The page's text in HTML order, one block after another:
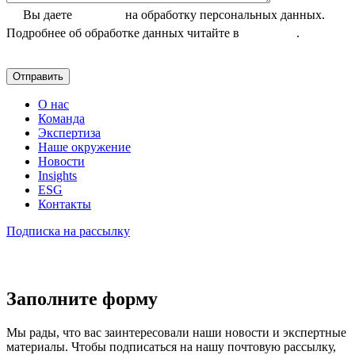
Вы даете
на обработку персональных данных.
Подробнее об обработке данных читайте в
.
О нас
Команда
Экспертиза
Наше окружение
Новости
Insights
ESG
Контакты
Подписка на рассылку
Заполните форму
Мы рады, что вас заинтересовали наши новости и экспертные
материалы. Чтобы подписаться на нашу почтовую рассылку,